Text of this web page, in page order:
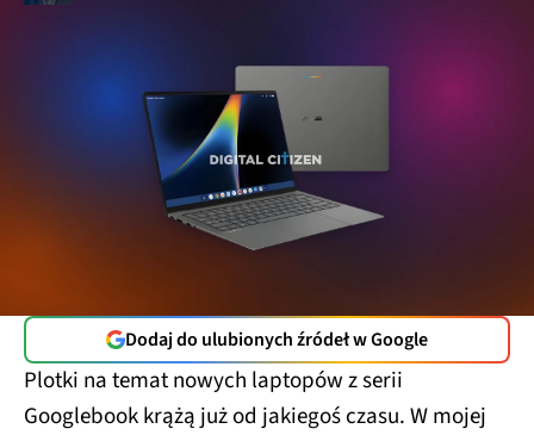
Dodaj do ulubionych źródeł w Google
Plotki na temat nowych laptopów z serii
Googlebook krążą już od jakiegoś czasu. W mojej